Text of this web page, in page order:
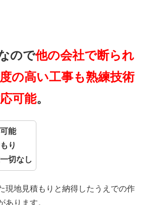
ので他の会社で断られ
の高い工事も熟練技術
可能。
能
り
切なし
現地見積もりと納得したうえでの作
あります。